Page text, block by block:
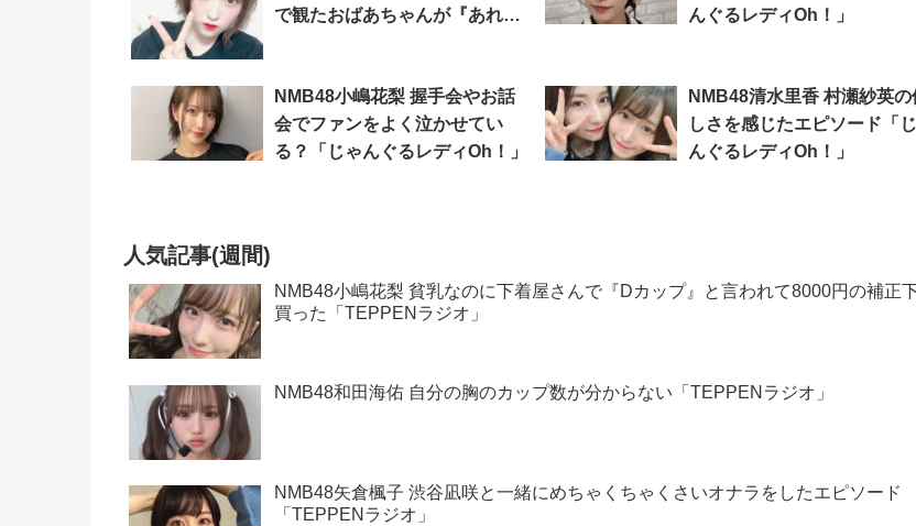
で観たおばあちゃんが『あれは
んぐるレディOh！」
NMB48小嶋花梨 握手会やお話
会でファンをよく泣かせてい
る？「じゃんぐるレディOh！」
NMB48清水里香 村瀬紗英の
しさを感じたエピソード「
んぐるレディOh！」
人気記事(週間)
NMB48小嶋花梨 貧乳なのに下着屋さんで『Dカップ』と言われて8000円の補正
買った「TEPPENラジオ」
NMB48和田海佑 自分の胸のカップ数が分からない「TEPPENラジオ」
NMB48矢倉楓子 渋谷凪咲と一緒にめちゃくちゃくさいオナラをしたエピソード
「TEPPENラジオ」